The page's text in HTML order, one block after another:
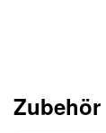
Zubehör